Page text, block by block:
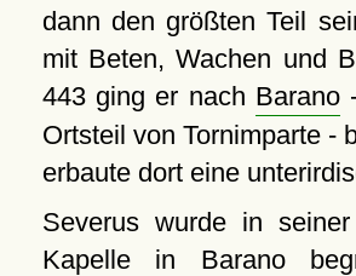
dann den größten Teil
mit Beten, Wachen und
443 ging er nach Barano
Ortsteil von Tornimparte -
erbaute dort eine
Severus wurde in seiner
Kapelle in Barano